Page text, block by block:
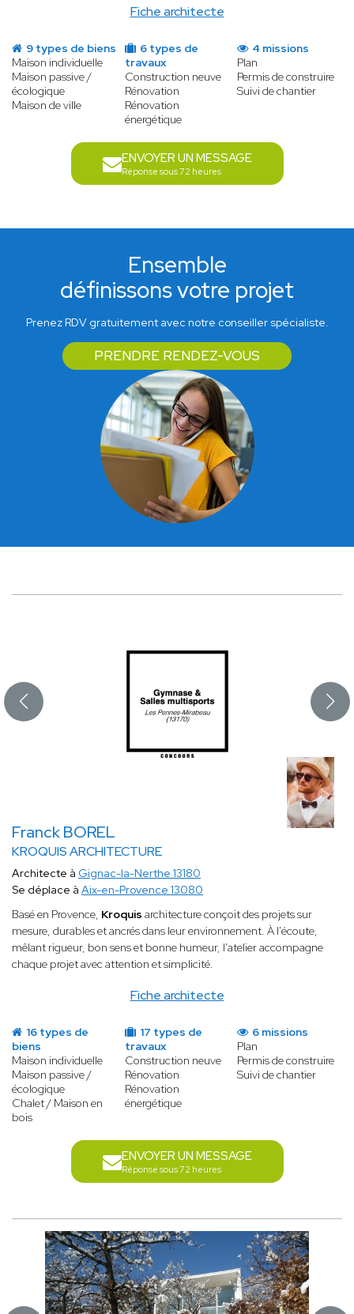
Fiche architecte
9 types de biens
Maison individuelle
Maison passive /
écologique
Maison de ville
6 types de
travaux
Construction neuve
Rénovation
Rénovation
énergétique
4 missions
Plan
Permis de construire
Suivi de chantier
ENVOYER UN MESSAGE
Réponse sous 72 heures
Ensemble
définissons votre projet
Prenez RDV gratuitement avec notre conseiller spécialiste.
PRENDRE RENDEZ-VOUS
Franck BOREL
KROQUIS ARCHITECTURE
Fiche architecte
Architecte à Gignac-la-Nerthe 13180
Se déplace à Aix-en-Provence 13080
Basé en Provence, Kroquis architecture conçoit des projets sur
mesure, durables et ancrés dans leur environnement. À l'écoute,
mêlant rigueur, bon sens et bonne humeur, l'atelier accompagne
chaque projet avec attention et simplicité.
16 types de
biens
Maison individuelle
Maison passive /
écologique
Chalet / Maison en
bois
17 types de
travaux
Construction neuve
Rénovation
Rénovation
énergétique
6 missions
Plan
Permis de construire
Suivi de chantier
ENVOYER UN MESSAGE
Réponse sous 72 heures